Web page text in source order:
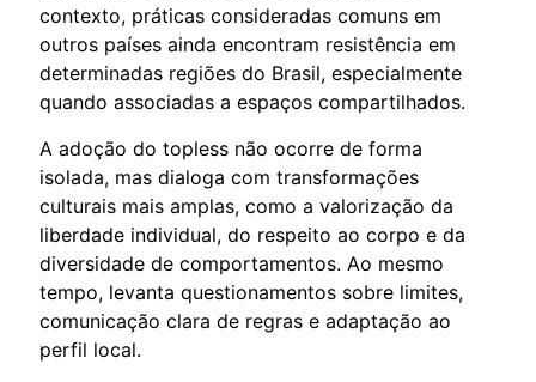
contexto, práticas consideradas comuns em
outros países ainda encontram resistência em
determinadas regiões do Brasil, especialmente
quando associadas a espaços compartilhados.
A adoção do topless não ocorre de forma
isolada, mas dialoga com transformações
culturais mais amplas, como a valorização da
liberdade individual, do respeito ao corpo e da
diversidade de comportamentos. Ao mesmo
tempo, levanta questionamentos sobre limites,
comunicação clara de regras e adaptação ao
perfil local.